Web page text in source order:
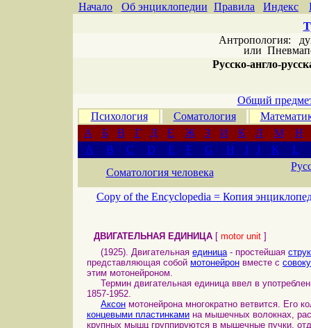
Начало Об энциклопедии Правила Индекс
Антропология:
или
Русско-англо-
Общий
Психология
Соматология
А
Б В Г Д Е Ж З И К Л М
Н
A
B C D E F G H I J K
L
Соматология человека
Copy of the Encyclopedia = Копия
ДВИГАТЕЛЬНАЯ ЕДИНИЦА [ motor unit ]
(1925). Двигательная единица- простейшая
представляющая собой мотонейрон вместе с
этим мотонейроном.
Термин двигательная единица ввел в
1857-1952.
Аксон мотонейрона многократно ветвится. Его
концевыми пластинками на мышечных волокнах,
крупных мышц группируются в мышечные пучки,